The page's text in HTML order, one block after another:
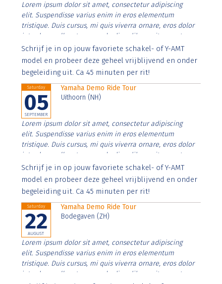
Lorem ipsum dolor sit amet, consectetur adipiscing
elit. Suspendisse varius enim in eros elementum
tristique. Duis cursus, mi quis viverra ornare, eros dolor
interdum nulla, ut commodo diam libero vitae erat.
Aenean faucibus nibh et justo cursus id rutrum lorem
imperdiet. Nunc ut sem vitae risus tristique posuere.
Schrijf je in op jouw favoriete schakel- of Y-AMT
model en probeer deze geheel vrijblijvend en onder
begeleiding uit. Ca 45 minuten per rit!
Saturday
05
SEPTEMBER
Yamaha Demo Ride Tour
Uithoorn (NH)
Lorem ipsum dolor sit amet, consectetur adipiscing
elit. Suspendisse varius enim in eros elementum
tristique. Duis cursus, mi quis viverra ornare, eros dolor
interdum nulla, ut commodo diam libero vitae erat.
Aenean faucibus nibh et justo cursus id rutrum lorem
imperdiet. Nunc ut sem vitae risus tristique posuere.
Schrijf je in op jouw favoriete schakel- of Y-AMT
model en probeer deze geheel vrijblijvend en onder
begeleiding uit. Ca 45 minuten per rit!
Saturday
22
AUGUST
Yamaha Demo Ride Tour
Bodegaven (ZH)
Lorem ipsum dolor sit amet, consectetur adipiscing
elit. Suspendisse varius enim in eros elementum
tristique. Duis cursus, mi quis viverra ornare, eros dolor
interdum nulla, ut commodo diam libero vitae erat.